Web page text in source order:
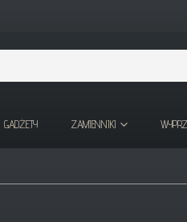
GADŻETY ZAMIENNIKI